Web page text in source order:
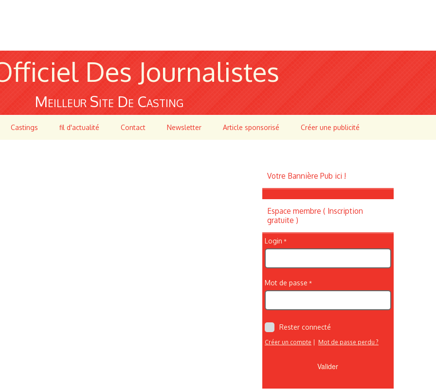
Des Journalistes
Meilleur Site De Casting
Castings fil d'actualité Contact Newsletter Article sponsorisé Créer une publicité
Votre Bannière Pub ici !
Espace membre ( Inscription
gratuite )
Login
Mot de passe
Rester connecté
Créer un compte Mot de passe perdu ?